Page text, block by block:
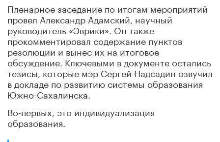
Пленарное заседание по итогам мероприятий
провел Александр Адамский, научный
руководитель «Эврики». Он также
прокомментировал содержание пунктов
резолюции и вынес их на итоговое
обсуждение. Ключевыми в документе остались
тезисы, которые мэр Сергей Надсадин озвучил
в докладе по развитию системы образования
Южно-Сахалинска.
Во-первых, это индивидуализация
образования.